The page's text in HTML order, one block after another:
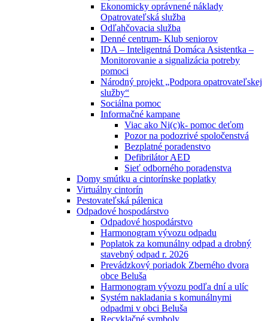
Ekonomicky oprávnené náklady
Opatrovateľská služba
Odľahčovacia služba
Denné centrum- Klub seniorov
IDA – Inteligentná Domáca Asistentka –
Monitorovanie a signalizácia potreby
pomoci
Národný projekt „Podpora opatrovateľskej
služby“
Sociálna pomoc
Informačné kampane
Viac ako Ni(c)k- pomoc deťom
Pozor na podozrivé spoločenstvá
Bezplatné poradenstvo
Defibrilátor AED
Sieť odborného poradenstva
Domy smútku a cintorínske poplatky
Virtuálny cintorín
Pestovateľská pálenica
Odpadové hospodárstvo
Odpadové hospodárstvo
Harmonogram vývozu odpadu
Poplatok za komunálny odpad a drobný
stavebný odpad r. 2026
Prevádzkový poriadok Zberného dvora
obce Beluša
Harmonogram vývozu podľa dní a ulíc
Systém nakladania s komunálnymi
odpadmi v obci Beluša
Recyklačné symboly